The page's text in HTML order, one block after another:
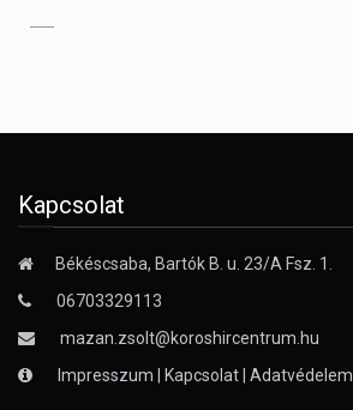
Kapcsolat
Békéscsaba, Bartók B. u. 23/A Fsz. 1.
06703329113
mazan.zsolt@koroshircentrum.hu
Impresszum
Kapcsolat Adatvédelem